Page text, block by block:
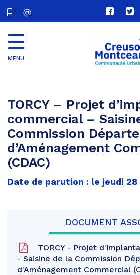
Lien
vers
compte
Facebook
Lien
MENU
TORCY – Projet
commercial –
Commission
d’Aménagement
(CDAC)
Date de parution : le jeudi
DOCUMENT
TORCY - Projet
- Saisine de la Commission
d'Aménagement Commercial